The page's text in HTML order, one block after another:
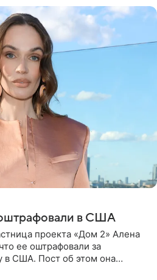
в США
проекта «Дом 2» Алена
ее оштрафовали за
в США. Пост об этом она